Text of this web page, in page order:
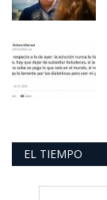
EL TIEMPO